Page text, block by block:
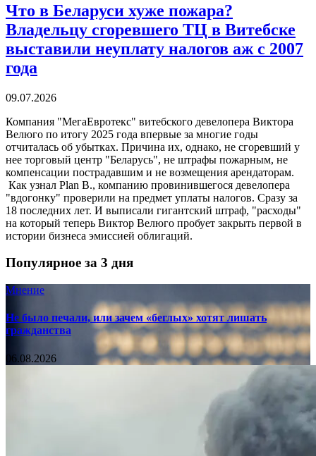
Что в Беларуси хуже пожара?
Владельцу сгоревшего ТЦ в Витебске
выставили неуплату налогов аж с 2007
года
09.07.2026
Компания "МегаЕвротекс" витебского девелопера Виктора
Велюго по итогу 2025 года впервые за многие годы
отчиталась об убытках. Причина их, однако, не сгоревший у
нее торговый центр "Беларусь", не штрафы пожарным, не
компенсации пострадавшим и не возмещения арендаторам.
Как узнал Plan B., компанию провинившегося девелопера
"вдогонку" проверили на предмет уплаты налогов. Сразу за
18 последних лет. И выписали гигантский штраф, "расходы"
на который теперь Виктор Велюго пробует закрыть первой в
истории бизнеса эмиссией облигаций.
Популярное за 3 дня
Мнение
Не было печали, или зачем «беглых» хотят лишать
гражданства
06.08.2026